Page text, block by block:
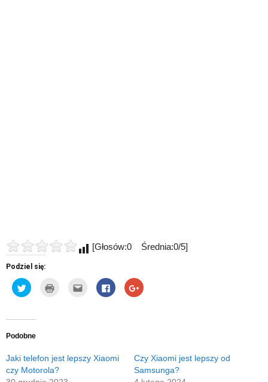
[Głosów:0 Średnia:0/5]
Podziel się:
Udostępnij
na
nowym
Kliknij
wydrukować(Otwiera
Kliknij,
wysłać
w
nowym
Click
to
share
Click
to
Podobne
Jaki telefon jest lepszy Xiaomi
czy Motorola?
Czy Xiaomi jest lepszy od
Samsunga?